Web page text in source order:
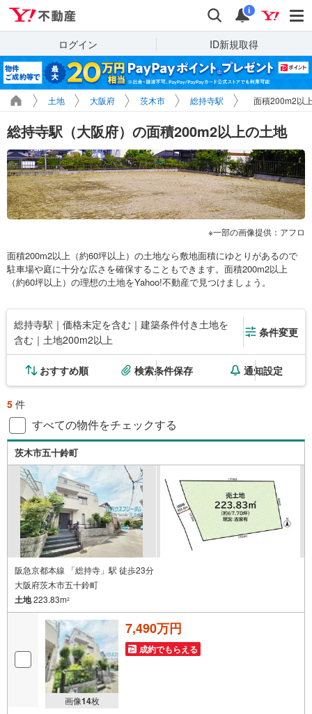
検索 通知
i
ログイン ID新規取得
土地 大阪府 茨木市 総持寺駅 面積200m2以
総持寺駅（大阪府）の面積200m2以上の土地
一部の画像提供：アフロ
面積200m2以上（約60坪以上）の土地なら敷地面積にゆとりがあるので
駐車場や庭に十分な広さを確保することもできます。面積200m2以上
（約60坪以上）の理想の土地をYahoo!不動産で見つけましょう。
総持寺駅｜価格未定を含む｜建築条件付き土地を
含む｜土地200m2以上
条件変更
おすすめ順 検索条件保存 通知設定
5 件
すべての物件をチェックする
茨木市五十鈴町
阪急京都本線 「総持寺」駅 徒歩23分
大阪府茨木市五十鈴町
土地223.83m2
画像14枚
7,490万円
成約でもらえる